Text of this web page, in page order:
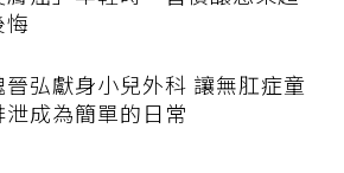
悔
晉弘獻身小兒外科 讓無肛症童
泄成為簡單的日常